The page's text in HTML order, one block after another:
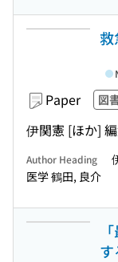
救
Paper 図
伊関憲 [ほか]
Author Heading
医学 鶴田, 良介